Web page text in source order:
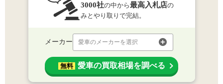
3000社の中から最高入札店の
みとやり取りで完結。
メーカー 愛車のメーカーを選択
無料 愛車の買取相場を調べる